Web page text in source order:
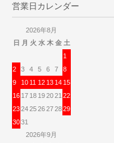
営業日カレンダー
2026年8月
日 月 火 水 木 金 土
1
2
3 4 5 6 7
8
9
10 11 12 13 14 15
16 17 18 192021 22
23242526272829
3031
2026年9月